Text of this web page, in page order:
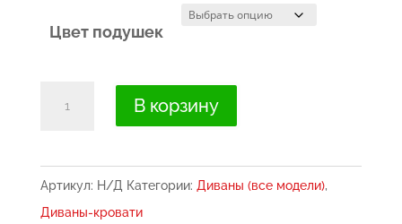
Цвет подушек
В корзину
Артикул: Н/Д Категории: Диваны (все модели),
Диваны-кровати